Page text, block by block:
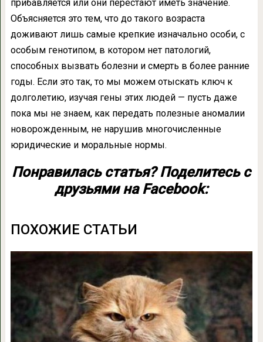
прибавляется или они перестают иметь значение.
Объясняется это тем, что до такого возраста
доживают лишь самые крепкие изначально особи, с
особым генотипом, в котором нет патологий,
способных вызвать болезни и смерть в более ранние
годы. Если это так, то мы можем отыскать ключ к
долголетию, изучая гены этих людей — пусть даже
пока мы не знаем, как передать полезные аномалии
новорожденным, не нарушив многочисленные
юридические и моральные нормы.
Понравилась статья? Поделитесь с
друзьями на Facebook:
ПОХОЖИЕ СТАТЬИ